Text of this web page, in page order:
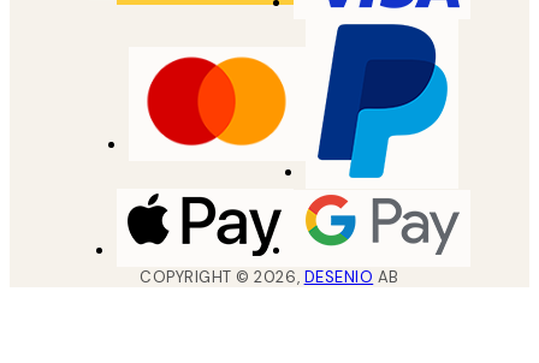
COPYRIGHT ©2026, DESENIO AB